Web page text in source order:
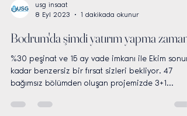
8 Eyl 2023
1 dakikada okunur
Bodrum'da şimdi yatırım yapma zamanı.
%30 peşinat ve 15 ay vade imkanı ile Ekim
bağımsız bölümden oluşan projemizde 3+1...